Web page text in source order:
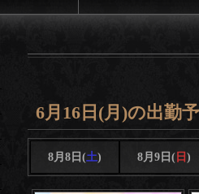
6月16日(月)の出勤
8月8日(土) 8月9日(日)